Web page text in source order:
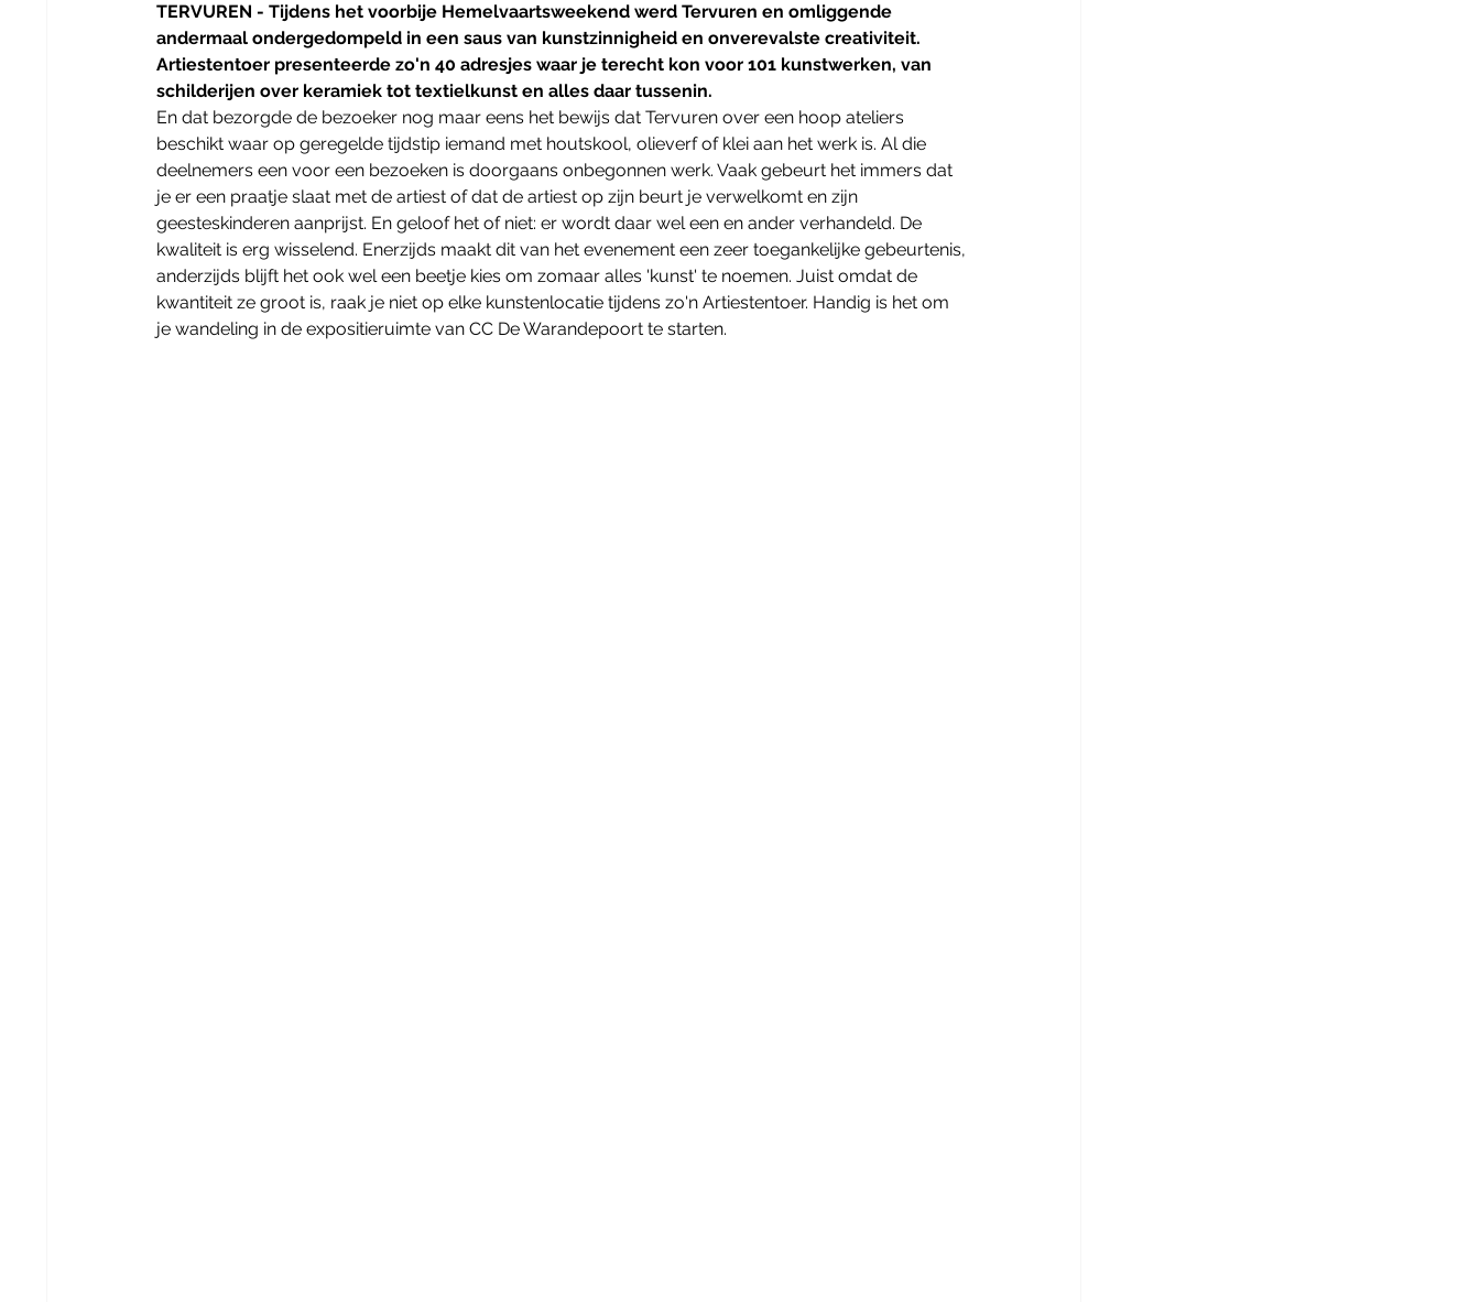
TERVUREN - Tijdens het voorbije Hemelvaartsweekend werd Tervuren en omliggende
andermaal ondergedompeld in een saus van kunstzinnigheid en onverevalste creativiteit.
Artiestentoer presenteerde zo'n 40 adresjes waar je terecht kon voor 101 kunstwerken, van
schilderijen over keramiek tot textielkunst en alles daar tussenin.
En dat bezorgde de bezoeker nog maar eens het bewijs dat Tervuren over een hoop ateliers
beschikt waar op geregelde tijdstip iemand met houtskool, olieverf of klei aan het werk is. Al die
deelnemers een voor een bezoeken is doorgaans onbegonnen werk. Vaak gebeurt het immers dat
je er een praatje slaat met de artiest of dat de artiest op zijn beurt je verwelkomt en zijn
geesteskinderen aanprijst. En geloof het of niet: er wordt daar wel een en ander verhandeld. De
kwaliteit is erg wisselend. Enerzijds maakt dit van het evenement een zeer toegankelijke gebeurtenis,
anderzijds blijft het ook wel een beetje kies om zomaar alles 'kunst' te noemen. Juist omdat de
kwantiteit ze groot is, raak je niet op elke kunstenlocatie tijdens zo'n Artiestentoer. Handig is het om
je wandeling in de expositieruimte van CC De Warandepoort te starten.